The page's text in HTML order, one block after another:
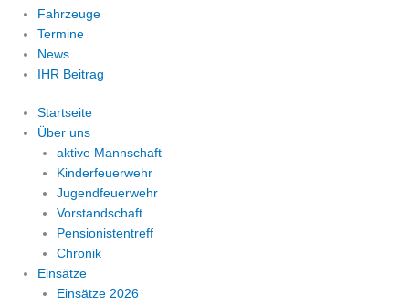
Fahrzeuge
Termine
News
IHR Beitrag
Startseite
Über uns
aktive Mannschaft
Kinderfeuerwehr
Jugendfeuerwehr
Vorstandschaft
Pensionistentreff
Chronik
Einsätze
Einsätze 2026